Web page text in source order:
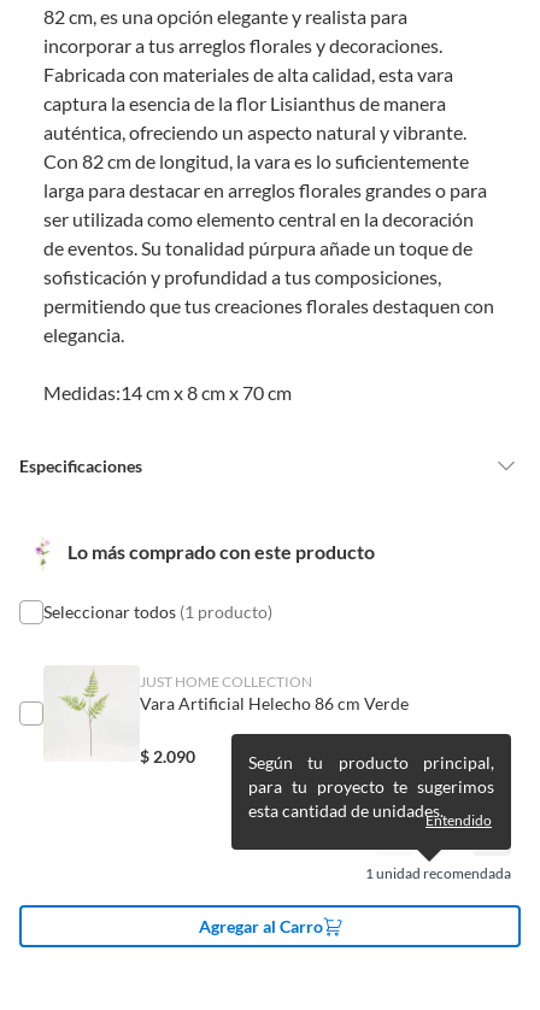
derecho:
Productos que, por su naturaleza, no puedan ser devueltos,
puedan deteriorarse o caducar con rapidez.
Confeccionados a la medida.
De uso personal.
En sodimac.cl te damos30 días desde que recibes el producto. Debe
estar en perfecto estado, con todas sus etiquetas y sin uso, tal como te lo
entregamos.
Productos digitales que se entregan a través de una descarga
electrónica, por ejemplo, cupones de experiencia o programas
para el computador.
Productos a pedido o confeccionados a medida.
reparados, abiertos, de segunda selección, remanufacturados o
Alimentos, bebidas, medicamentos, suplementos alimenticios,
Pinturas de un color a solicitud.
Plantas.
De uso personal.
82 cm, es una opción elegante y realista para
incorporar a tus arreglos florales y decoraciones.
Fabricada con materiales de alta calidad, esta vara
captura la esencia de la flor Lisianthus de manera
auténtica, ofreciendo un aspecto natural y vibrante.
Con 82 cm de longitud, la vara es lo suficientemente
larga para destacar en arreglos florales grandes o para
ser utilizada como elemento central en la decoración
de eventos. Su tonalidad púrpura añade un toque de
sofisticación y profundidad a tus composiciones,
permitiendo que tus creaciones florales destaquen con
elegancia.
Medidas:14 cm x 8 cm x 70 cm
Especificaciones
Condicion del
producto
Modelo C18XP12-48P
Flor artificial
Lo más comprado con este producto
Seleccionar todos (1 producto)
JUST HOME COLLECTION
Vara Artificial Helecho 86 cm Verde
$ 2.090
1unidad recomendada
Según tu producto principal,
para tu proyecto te sugerimos
esta cantidad de unidades.Entendido
Agregar al Carro